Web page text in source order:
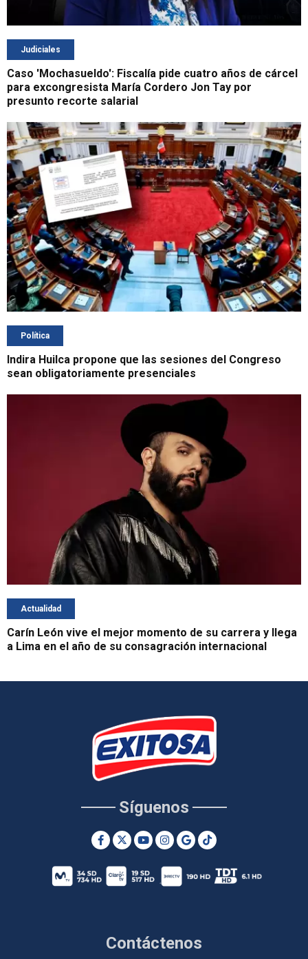
Judiciales
Caso 'Mochasueldo': Fiscalía pide cuatro años de cárcel
para excongresista María Cordero Jon Tay por
presunto recorte salarial
Política
Indira Huilca propone que las sesiones del Congreso
sean obligatoriamente presenciales
Actualidad
Carín León vive el mejor momento de su carrera y llega
a Lima en el año de su consagración internacional
Contáctenos
Síguenos